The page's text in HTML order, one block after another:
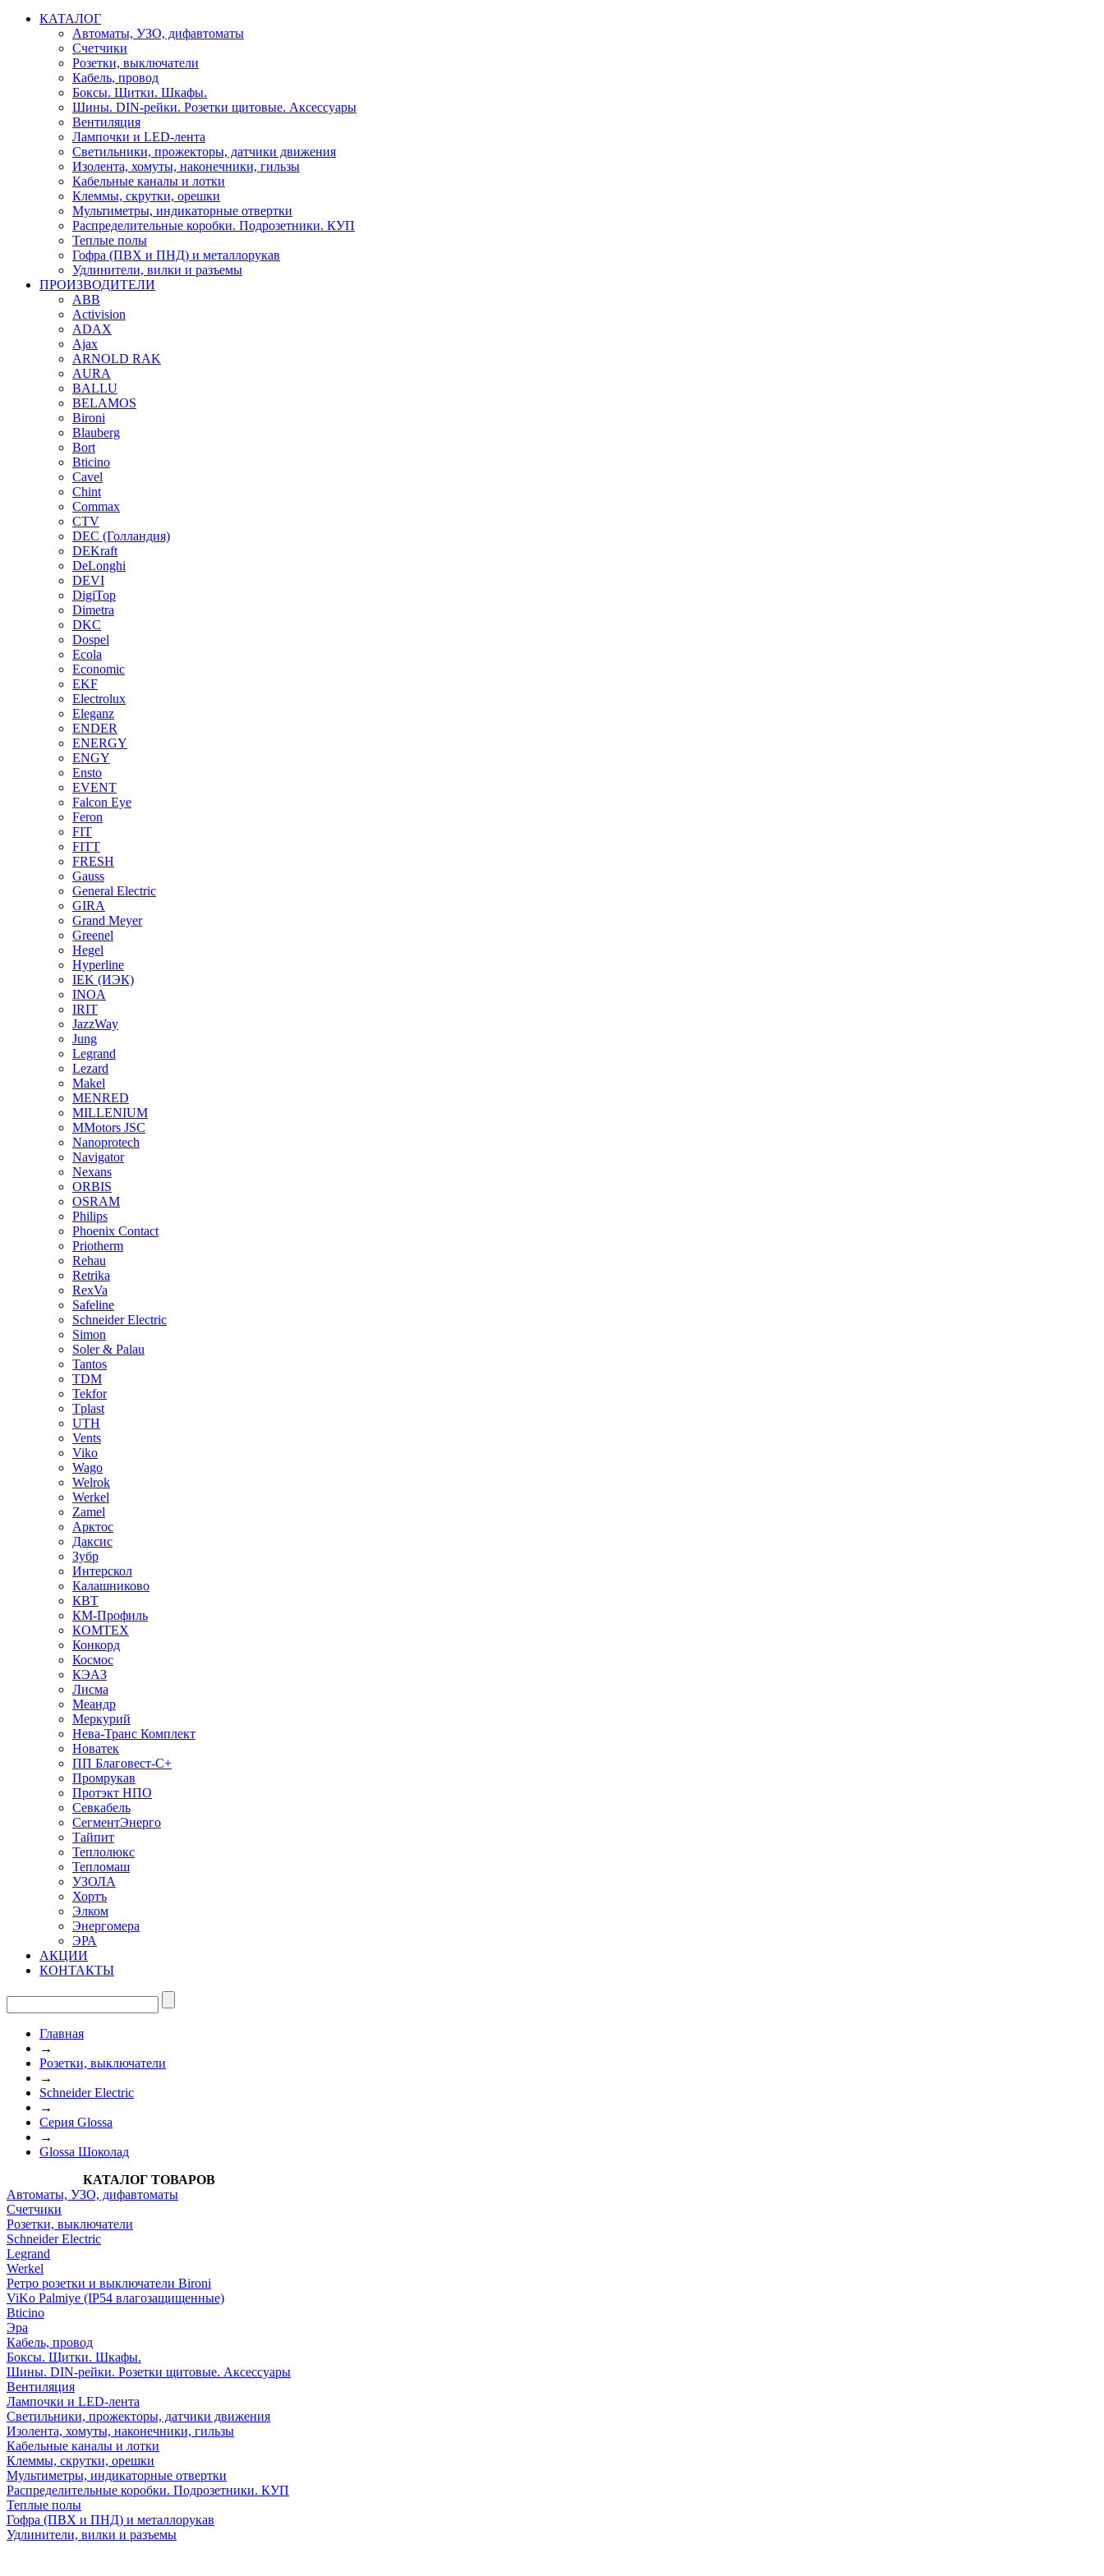
КАТАЛОГ
Автоматы, УЗО, дифавтоматы
Счетчики
Розетки, выключатели
Кабель, провод
Боксы. Щитки. Шкафы.
Шины. DIN-рейки. Розетки щитовые. Аксессуары
Вентиляция
Лампочки и LED-лента
Светильники, прожекторы, датчики движения
Изолента, хомуты, наконечники, гильзы
Кабельные каналы и лотки
Клеммы, скрутки, орешки
Мультиметры, индикаторные отвертки
Распределительные коробки. Подрозетники. КУП
Теплые полы
Гофра (ПВХ и ПНД) и металлорукав
Удлинители, вилки и разъемы
ПРОИЗВОДИТЕЛИ
ABB
Activision
ADAX
Ajax
ARNOLD RAK
AURA
BALLU
BELAMOS
Bironi
Blauberg
Bort
Bticino
Cavel
Chint
Commax
CTV
DEC (Голландия)
DEKraft
DeLonghi
DEVI
DigiTop
Dimetra
DKC
Dospel
Ecola
Economic
EKF
Electrolux
Eleganz
ENDER
ENERGY
ENGY
Ensto
EVENT
Falcon Eye
Feron
FIT
FITT
FRESH
Gauss
General Electric
GIRA
Grand Meyer
Greenel
Hegel
Hyperline
IEK (ИЭК)
INOA
IRIT
JazzWay
Jung
Legrand
Lezard
Makel
MENRED
MILLENIUM
MMotors JSC
Nanoprotech
Navigator
Nexans
ORBIS
OSRAM
Philips
Phoenix Contact
Priotherm
Rehau
Retrika
RexVa
Safeline
Schneider Electric
Simon
Soler & Palau
Tantos
TDM
Tekfor
Tplast
UTH
Vents
Viko
Wago
Welrok
Werkel
Zamel
Арктос
Даксис
Зубр
Интерскол
Калашниково
КВТ
КМ-Профиль
КОМТЕХ
Конкорд
Космос
КЭАЗ
Лисма
Меандр
Меркурий
Нева-Транс Комплект
Новатек
ПП Благовест-С+
Промрукав
Протэкт НПО
Севкабель
СегментЭнерго
Тайпит
Теплолюкс
Тепломаш
УЗОЛА
Хортъ
Элком
Энергомера
ЭРА
АКЦИИ
КОНТАКТЫ
Главная
→
Розетки, выключатели
→
Schneider Electric
→
Cерия Glossa
→
Glossa Шоколад
КАТАЛОГ ТОВАРОВ
Автоматы, УЗО, дифавтоматы
Счетчики
Розетки, выключатели
Schneider Electric
Legrand
Werkel
Ретро розетки и выключатели Bironi
ViKo Palmiye (IP54 влагозащищенные)
Bticino
Эра
Кабель, провод
Боксы. Щитки. Шкафы.
Шины. DIN-рейки. Розетки щитовые. Аксессуары
Вентиляция
Лампочки и LED-лента
Светильники, прожекторы, датчики движения
Изолента, хомуты, наконечники, гильзы
Кабельные каналы и лотки
Клеммы, скрутки, орешки
Мультиметры, индикаторные отвертки
Распределительные коробки. Подрозетники. КУП
Теплые полы
Гофра (ПВХ и ПНД) и металлорукав
Удлинители, вилки и разъемы